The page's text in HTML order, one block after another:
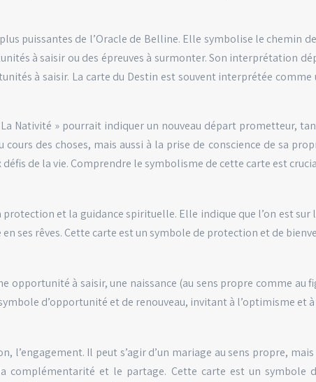
puissantes de l’Oracle de Belline. Elle symbolise le
à saisir ou des épreuves à surmonter. Son interprétation
à saisir. La carte du Destin est souvent interprétée
Nativité » pourrait indiquer un nouveau départ prometteur,
cours des choses, mais aussi à la prise de conscience de sa
défis de la vie. Comprendre le symbolisme de cette carte est
protection et la guidance spirituelle. Elle indique que l’on est
ses rêves. Cette carte est un symbole de protection et de
opportunité à saisir, une naissance (au sens propre comme
d’opportunité et de renouveau, invitant à l’optimisme et à
l’engagement. Il peut s’agir d’un mariage au sens propre,
complémentarité et le partage. Cette carte est un symbole